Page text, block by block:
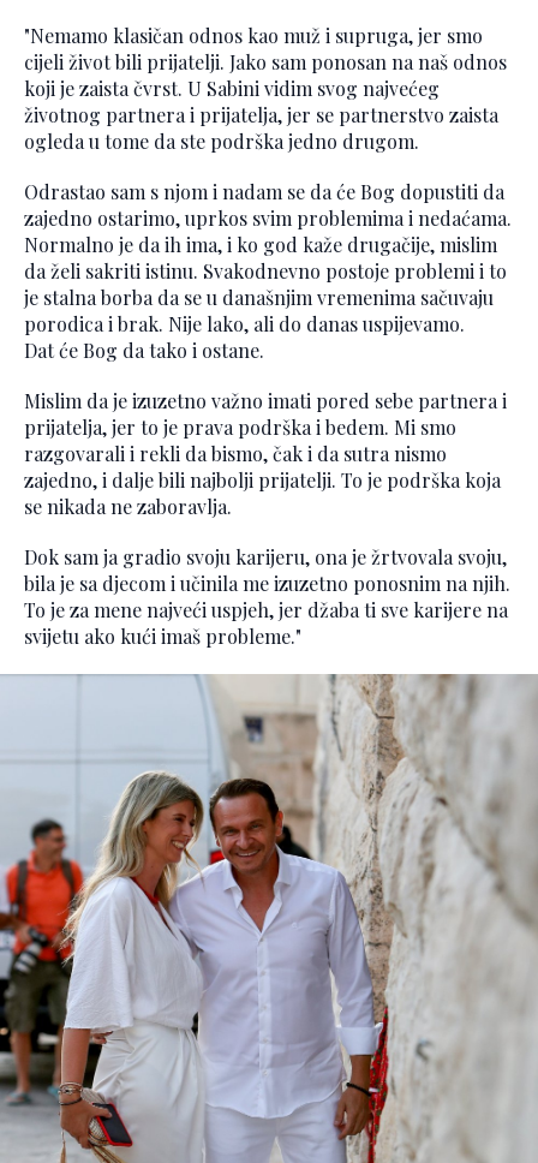
"Nemamo klasičan odnos kao muž i supruga, jer smo
cijeli život bili prijatelji. Jako sam ponosan na naš odnos
koji je zaista čvrst. U Sabini vidim svog najvećeg
životnog partnera i prijatelja, jer se partnerstvo zaista
ogleda u tome da ste podrška jedno drugom.
Odrastao sam s njom i nadam se da će Bog dopustiti da
zajedno ostarimo, uprkos svim problemima i nedaćama.
Normalno je da ih ima, i ko god kaže drugačije, mislim
da želi sakriti istinu. Svakodnevno postoje problemi i to
je stalna borba da se u današnjim vremenima sačuvaju
porodica i brak. Nije lako, ali do danas uspijevamo.
Dat će Bog da tako i ostane.
Mislim da je izuzetno važno imati pored sebe partnera i
prijatelja, jer to je prava podrška i bedem. Mi smo
razgovarali i rekli da bismo, čak i da sutra nismo
zajedno, i dalje bili najbolji prijatelji. To je podrška koja
se nikada ne zaboravlja.
Dok sam ja gradio svoju karijeru, ona je žrtvovala svoju,
bila je sa djecom i učinila me izuzetno ponosnim na njih.
To je za mene najveći uspjeh, jer džaba ti sve karijere na
svijetu ako kući imaš probleme."